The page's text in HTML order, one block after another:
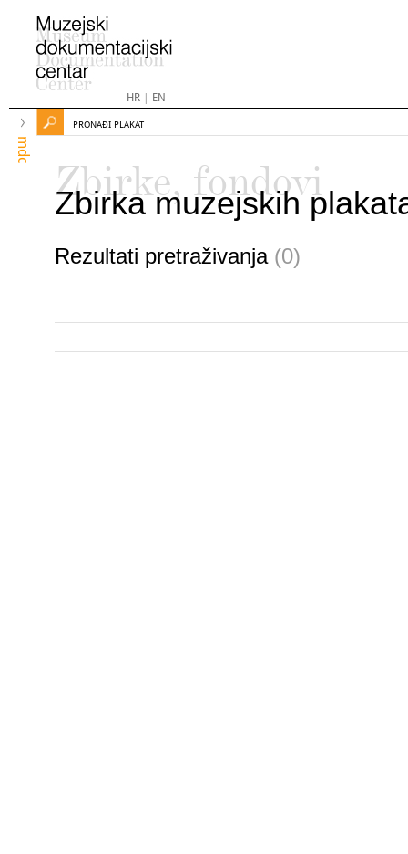
HR| EN
mdc
PRONAĐI PLAKAT
Zbirke, fondovi
Zbirka muzejskih
Rezultati pretraživanja (0)